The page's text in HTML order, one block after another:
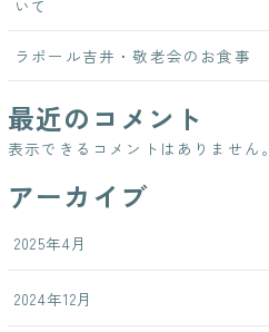
いて
ラポール吉井・敬老会のお食事
最近のコメント
表示できるコメントはありません。
アーカイブ
2025年4月
2024年12月